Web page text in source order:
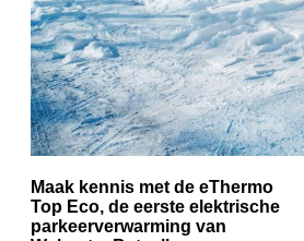
Maak kennis met de eThermo
Top Eco, de eerste elektrische
parkeerverwarming van